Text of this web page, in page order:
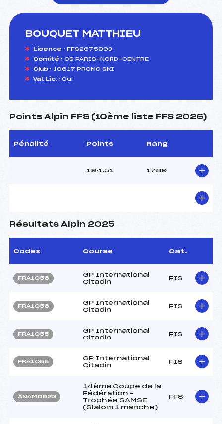
BOUQUET MATTHIEU
Licence : FFS2675893
Comité : CS PARIS-NORD-CENTRE
Club : 10617 PROMO SKI
Val. Lic. : Oui
Points Alpin FFS (10ème liste FFS 2026)
Pénalité Points Rang
194.51 1789
Résultats Alpin 2025
Codex Course Cat.
FRA1056
GP International
Citadin
FIS
FRA1056
GP International
Citadin
FIS
FRA1055
GP International
Citadin
FIS
FRA1055
GP International
Citadin
FIS
ANAM0623
14ème Coupe de la
Fédération –
Trophée SAMSE
(Slalom 1 manche)
FFS